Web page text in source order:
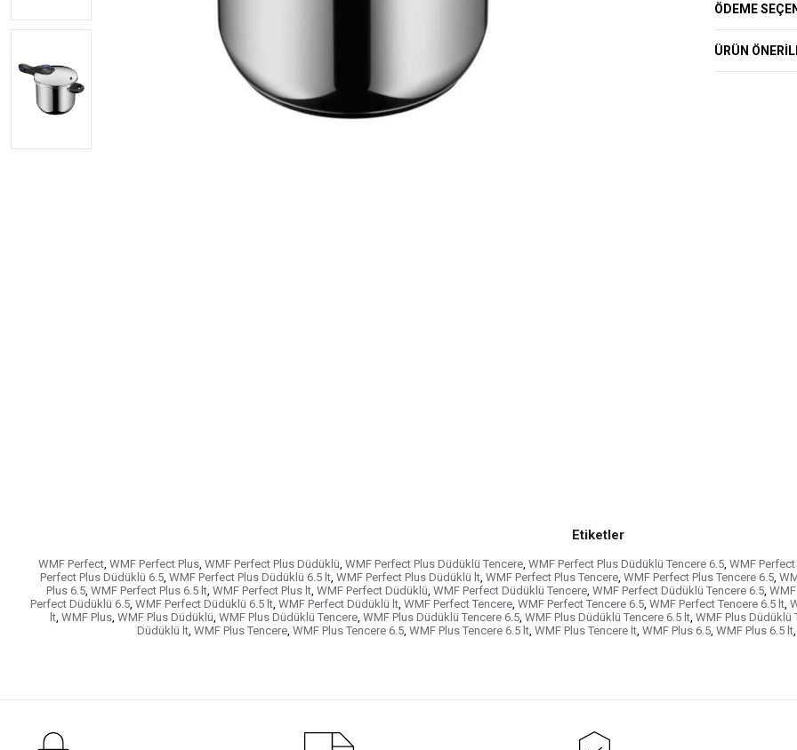
ÖDEME
ÜRÜN
Etiketler
WMF Perfect, WMF Perfect Plus, WMF Perfect Plus Düdüklü WMF Perfect Plus Düdüklü Tencere, WMF Perfect Plus Düdüklü Tencere 6.5, WMF
Perfect Plus Düdüklü 6.5, WMF Perfect Plus Düdüklü 6.5 lt, WMF Perfect Plus Düdüklü lt, WMF Perfect Plus Tencere, WMF Perfect Plus Tencere 6.5,
Plus 6.5, WMF Perfect Plus 6.5 lt, WMF Perfect Plus lt, WMF Perfect Düdüklü WMF Perfect Düdüklü Tencere, WMF Perfect Düdüklü Tencere 6.5,
Perfect Düdüklü 6.5 WMF Perfect Düdüklü 6.5 lt WMF Perfect Düdüklü lt WMF Perfect Tencere WMF Perfect Tencere 6.5 WMF Perfect Tencere 6.5 lt
lt, WMF Plus, WMF Plus Düdüklü WMF Plus Düdüklü Tencere, WMF Plus Düdüklü Tencere 6.5, WMF Plus Düdüklü Tencere 6.5 lt, WMF Plus Düdüklü
Düdüklü lt WMF Plus Tencere WMF Plus Tencere 6.5 WMF Plus Tencere 6.5 lt WMF Plus Tencere lt WMF Plus 6.5 WMF Plus 6.5 lt